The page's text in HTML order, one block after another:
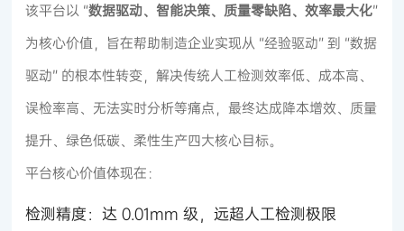
该平台以 “数据驱动、智能决策、质量零缺陷、效率最大化”
为核心价值，旨在帮助制造企业实现从 “经验驱动” 到 “数据
驱动” 的根本性转变，解决传统人工检测效率低、成本高、
误检率高、无法实时分析等痛点，最终达成降本增效、质量
提升、绿色低碳、柔性生产四大核心目标。
平台核心价值体现在：
检测精度：达 0.01mm 级，远超人工检测极限